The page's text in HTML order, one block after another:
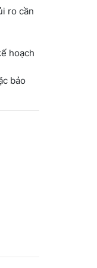
ro cần
hoạch
bảo